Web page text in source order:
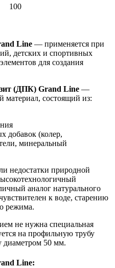
100
Line — применяется при
детских и спортивных
для создания
(ДПК) Grand Line —
состоящий из:
добавок (колер,
минеральный
недостатки природной
аналог натурального
к воде, старению
режима.
не нужна специальная
на профильную трубу
диаметром 50 мм.
Line: